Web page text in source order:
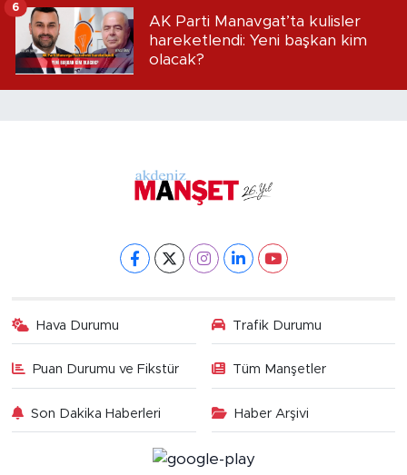
AK Parti Manavgat’ta kulisler
hareketlendi: Yeni başkan kim
olacak?
6
Hava Durumu Trafik Durumu
Puan Durumu ve Fikstür Tüm Manşetler
Son Dakika Haberleri Haber Arşivi